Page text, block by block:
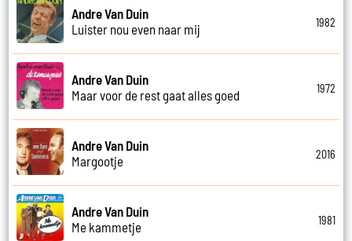
Andre Van Duin
Luister nou even naar mij
1982
Andre Van Duin
Maar voor de rest gaat alles goed
1972
Andre Van Duin
Margootje
2016
Andre Van Duin
Me kammetje
1981